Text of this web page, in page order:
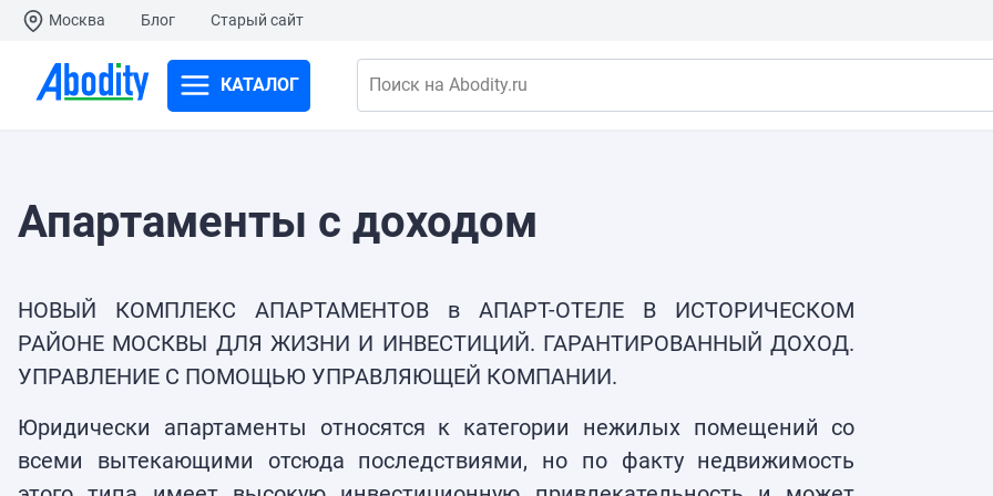
Москва Блог Старый сайт
КАТАЛОГ Поиск на Abodity.ru
Апартаменты с доходом
НОВЫЙ КОМПЛЕКС АПАРТАМЕНТОВ в АПАРТ-ОТЕЛЕ В ИСТОРИЧЕСКОМ
РАЙОНЕ МОСКВЫ ДЛЯ ЖИЗНИ И ИНВЕСТИЦИЙ. ГАРАНТИРОВАННЫЙ ДОХОД.
УПРАВЛЕНИЕ С ПОМОЩЬЮ УПРАВЛЯЮЩЕЙ КОМПАНИИ.
Юридически апартаменты относятся к категории нежилых помещений со
всеми вытекающими отсюда последствиями, но по факту недвижимость